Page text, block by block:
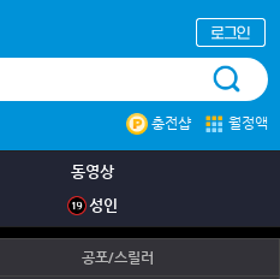
충전샵 월정액
동영상
성인
공포/스릴러